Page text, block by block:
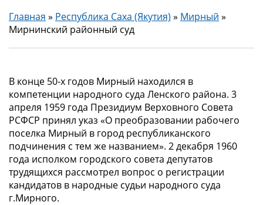
Главная » Республика Саха (Якутия) » Мирный »
Мирнинский районный суд
В конце 50-х годов Мирный находился в
компетенции народного суда Ленского района. 3
апреля 1959 года Президиум Верховного Совета
РСФСР принял указ «О преобразовании рабочего
поселка Мирный в город республиканского
подчинения с тем же названием». 2 декабря 1960
года исполком городского совета депутатов
трудящихся рассмотрел вопрос о регистрации
кандидатов в народные судьи народного суда
г.Мирного.